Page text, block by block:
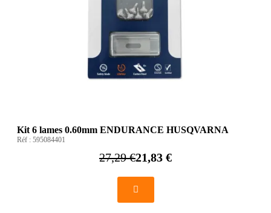
Kit 6 lames 0.60mm ENDURANCE HUSQVARNA
Réf : 595084401
27,29 €21,83 €